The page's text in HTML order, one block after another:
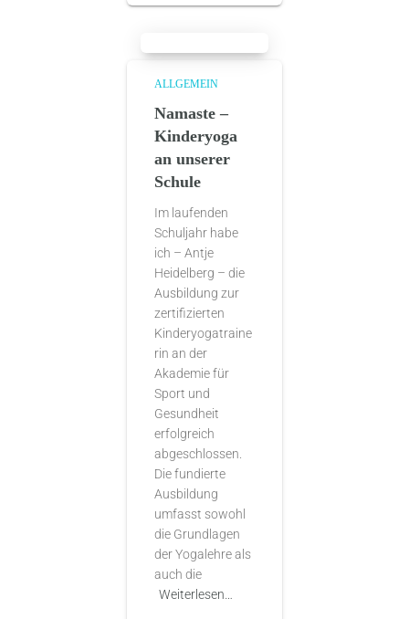
ALLGEMEIN
Namaste –
Kinderyoga
an unserer
Schule
Im laufenden
Schuljahr habe
ich – Antje
Heidelberg – die
Ausbildung zur
zertifizierten
Kinderyogatraine
rin an der
Akademie für
Sport und
Gesundheit
erfolgreich
abgeschlossen.
Die fundierte
Ausbildung
umfasst sowohl
die Grundlagen
der Yogalehre als
auch die
Weiterlesen…